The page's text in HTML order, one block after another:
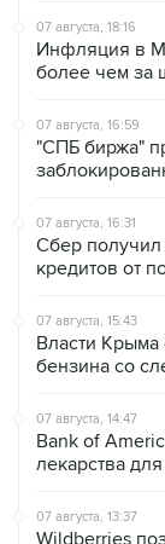
07 августа, 18:16
Инфляция в
более чем за
07 августа, 16:59
"СПБ биржа"
07 августа, 16:31
Сбер получил
кредитов от
07 августа, 15:43
Власти
бензина со
07 августа, 14:47
Bank of
лекарства
07 августа, 13:37